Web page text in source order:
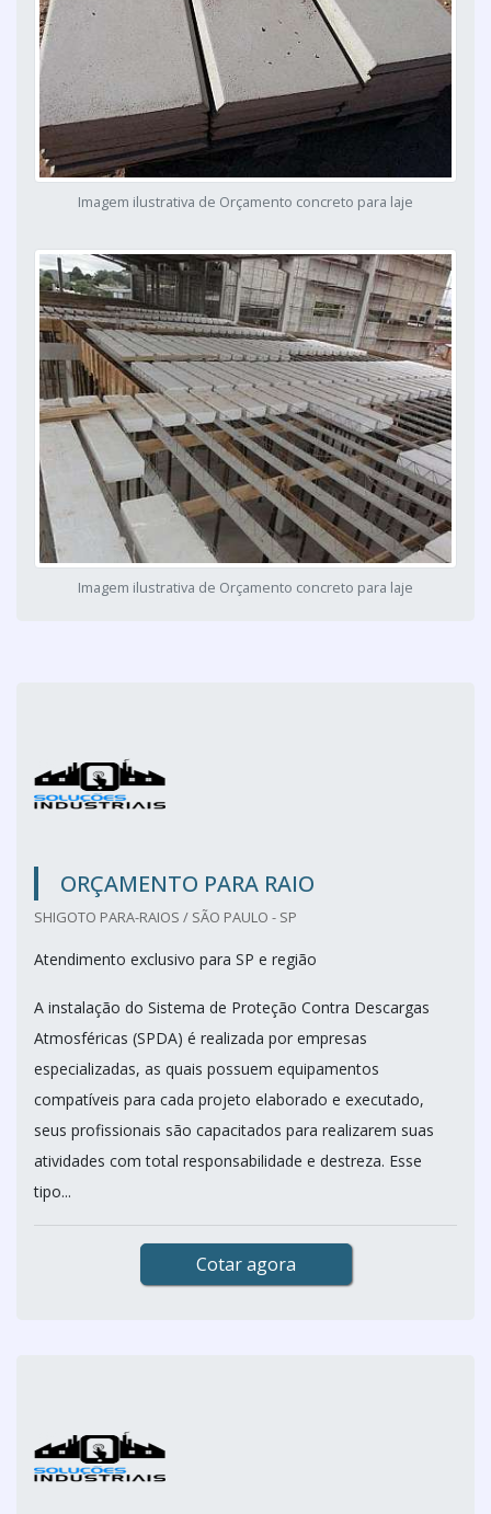
Imagem ilustrativa de Orçamento concreto para laje
Imagem ilustrativa de Orçamento concreto para laje
ORÇAMENTO PARA RAIO
SHIGOTO PARA-RAIOS / SÃO PAULO - SP
Atendimento exclusivo para SP e região
A instalação do Sistema de Proteção Contra Descargas
Atmosféricas (SPDA) é realizada por empresas
especializadas, as quais possuem equipamentos
compatíveis para cada projeto elaborado e executado,
seus profissionais são capacitados para realizarem suas
atividades com total responsabilidade e destreza. Esse
tipo...
Cotar agora